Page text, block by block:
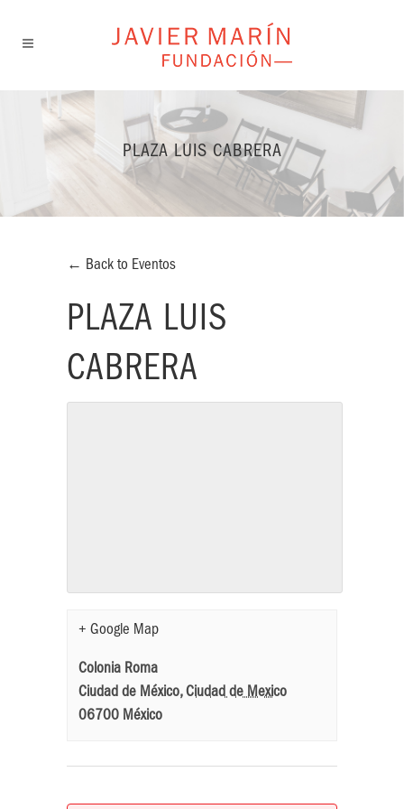
PLAZA LUIS CABRERA
← Back to Eventos
PLAZA LUIS
CABRERA
+ Google Map
Colonia Roma
Ciudad de México, Ciudad de Mexico
06700 México